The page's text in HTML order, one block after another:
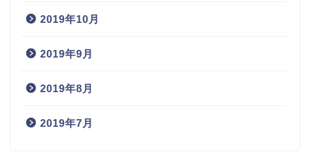
2019年10月
2019年9月
2019年8月
2019年7月